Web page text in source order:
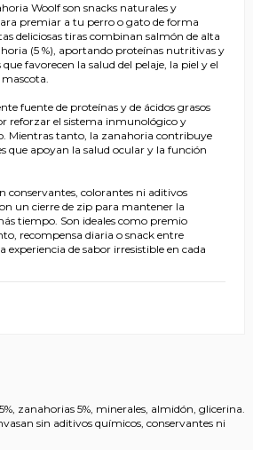
Woolf son snacks naturales y
premiar a tu perro o gato de forma
deliciosas tiras combinan salmón de alta
(5 %), aportando proteínas nutritivas y
que favorecen la salud del pelaje, la piel y el
fuente de proteínas y de ácidos grasos
reforzar el sistema inmunológico y
Mientras tanto, la zanahoria contribuye
que apoyan la salud ocular y la función
conservantes, colorantes ni aditivos
un cierre de zip para mantener la
tiempo. Son ideales como premio
recompensa diaria o snack entre
experiencia de sabor irresistible en cada
zanahorias 5%, minerales, almidón, glicerina.
sin aditivos químicos, conservantes ni